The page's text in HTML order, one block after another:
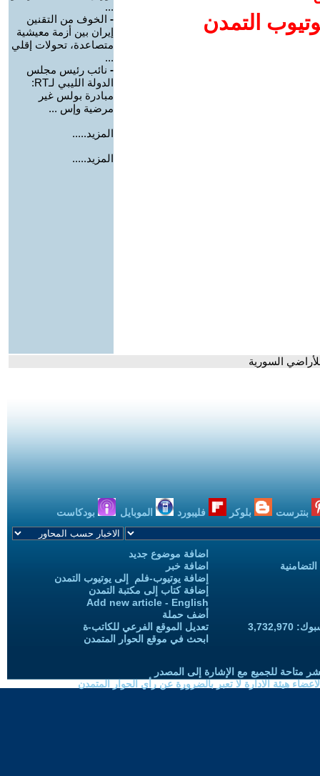
التمدن
...
- الخوف من التقنين
إيران بين أزمة معيشية
متصاعدة، تحولات إقلي
...
- نائب رئيس مجلس
الدولة الليبي لـRT:
مبادرة بولس غير
مرضية وإس ...
المزيد.....
المزيد.....
السورية
بنترست بلوكر فليبورد الموبايل بودكاست
اضافة موضوع جديد
اضافة خبر
إضافة يوتيوب-فلم إلى يوتيوب التمدن
إضافة كتاب إلى مكتبة التمدن
Add new article - English
أضف حملة
تعديل الموقع الفرعي للكاتب-ة
ابحث في موقع الحوار المتمدن
متاحة للجميع مع الإشارة إلى المصدر
هيئة الادارة لا تعبر بالضرورة عن رأي الحوار المتمدن